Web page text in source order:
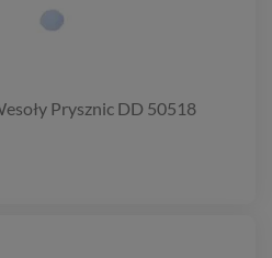
Prysznic DD 50518